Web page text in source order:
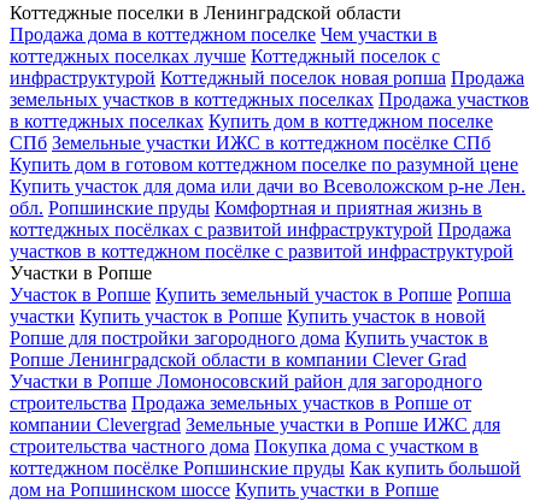
Коттеджные поселки в Ленинградской области
Продажа дома в коттеджном поселке Чем участки в
коттеджных поселках лучше Коттеджный поселок с
инфраструктурой Коттеджный поселок новая ропша Продажа
земельных участков в коттеджных поселках Продажа участков
в коттеджных поселках Купить дом в коттеджном поселке
СПб Земельные участки ИЖС в коттеджном посёлке СПб
Купить дом в готовом коттеджном поселке по разумной цене
Купить участок для дома или дачи во Всеволожском р-не Лен.
обл. Ропшинские пруды Комфортная и приятная жизнь в
коттеджных посёлках с развитой инфраструктурой Продажа
участков в коттеджном посёлке с развитой инфраструктурой
Участки в Ропше
Участок в Ропше Купить земельный участок в Ропше Ропша
участки Купить участок в Ропше Купить участок в новой
Ропше для постройки загородного дома Купить участок в
Ропше Ленинградской области в компании Clever Grad
Участки в Ропше Ломоносовский район для загородного
строительства Продажа земельных участков в Ропше от
компании Clevergrad Земельные участки в Ропше ИЖС для
строительства частного дома Покупка дома с участком в
коттеджном посёлке Ропшинские пруды Как купить большой
дом на Ропшинском шоссе Купить участки в Ропше